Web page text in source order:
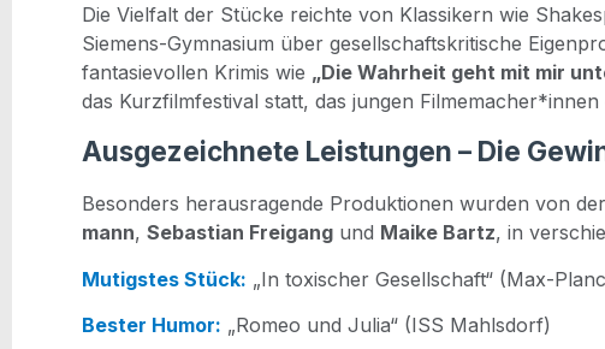
Die Viel­falt der Stü­cke reich­te von Klas­si­kern wie
Sie­mens-Gym­na­si­um über gesell­schafts­kri­ti­sche
fan­ta­sie­vol­len Kri­mis wie „Die Wahr­heit geht mit mir
das Kurz­film­fes­ti­val statt, das jun­gen
Ausgezeichnete Leistungen – Die
Beson­ders her­aus­ra­gen­de Pro­duk­tio­nen wur­den von
mann, Sebas­ti­an Frei­gang und Mai­ke Bartz, in
Mutigs­tes Stück: „In toxi­scher Gesell­schaft“ (Max-
Bes­ter Humor: „Romeo und Julia“ (ISS Mahlsdorf)